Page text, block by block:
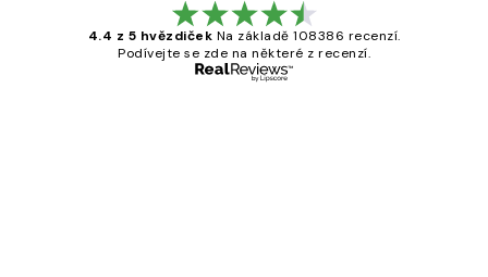
4.4 z 5 hvězdiček Na základě 108386 recenzí.
Podívejte se zde na některé z recenzí.